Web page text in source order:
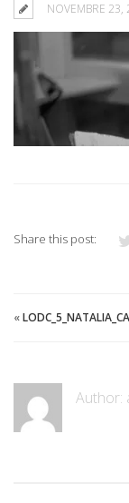
NOVEMBRE 23,
Share this post:
«
Author: